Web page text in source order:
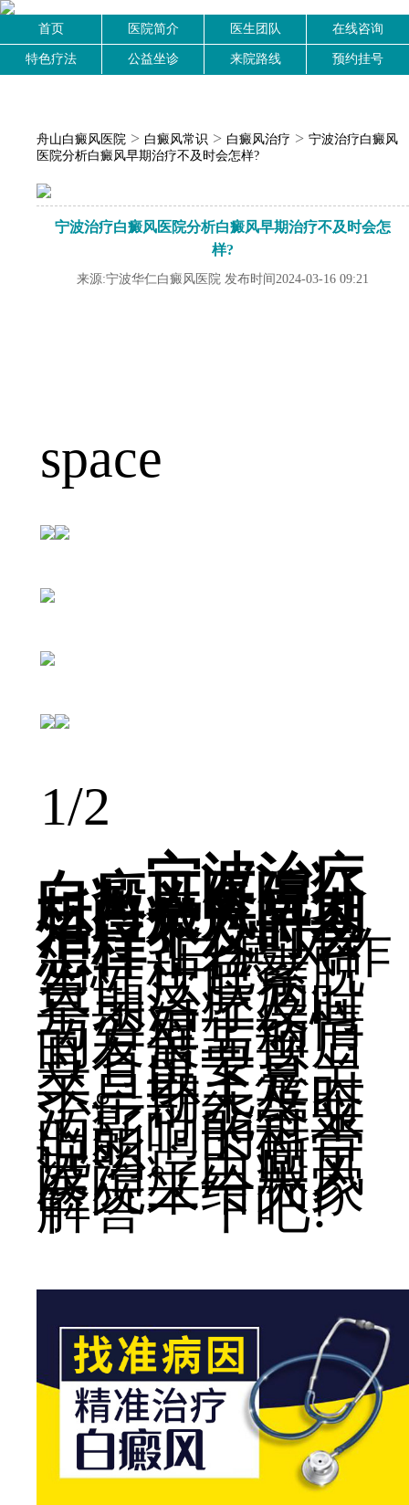
首页 医院简介 医生团队 在线咨询
特色疗法 公益坐诊 来院路线 预约挂号
舟山白癜风医院 > 白癜风常识 > 白癜风治疗 > 宁波治疗白癜风
医院分析白癜风早期治疗不及时会怎样?
宁波治疗白癜风医院分析白癜风早期治疗不及时会怎
样?
来源:宁波华仁白癜风医院 发布时间2024-03-16 09:21
space
1/2
宁波治疗
白癜风医院分
析白癜风早期
治疗不及时会
怎样?白癜风作
为一种色素脱
失性皮肤病，
早期治疗及时
与否对于病情
的发展与预后
具有重要意
义。以下是关
于早期未及时
治疗可能带来
的影响的科普
说明。下面宁
波治疗白癜风
医院来给大家
解答一下吧!